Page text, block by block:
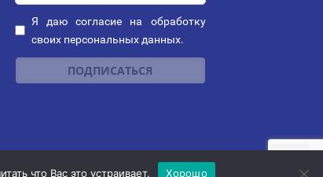
Я даюсогласие на обработку
своих персональных данных.
что Вас это устраивает. Хорошо